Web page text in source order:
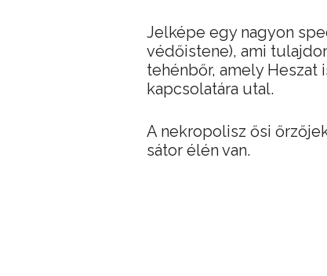
Jelképe egy nagyon
védőistene), ami
tehénbőr, amely Heszat
kapcsolatára utal.
A nekropolisz ősi
sátor élén van.